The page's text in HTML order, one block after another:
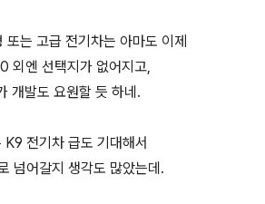
또는 고급 전기차는 아마도 이제
외엔 선택지가 없어지고,
개발도 요원할 듯 하네.
K9 전기차 급도 기대해서
넘어갈지 생각도 많았는데.